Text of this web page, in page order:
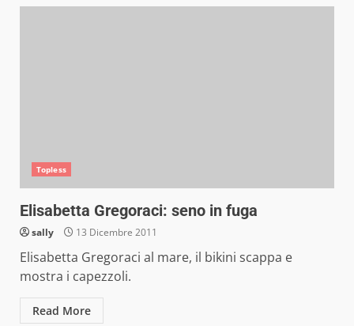
Topless
Elisabetta Gregoraci: seno in fuga
sally 13 Dicembre 2011
Elisabetta Gregoraci al mare, il bikini scappa e
mostra i capezzoli.
Read More